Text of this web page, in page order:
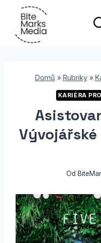
Přeskočit
obsah
Domů » Rubriky»
KARIÉRA
Od